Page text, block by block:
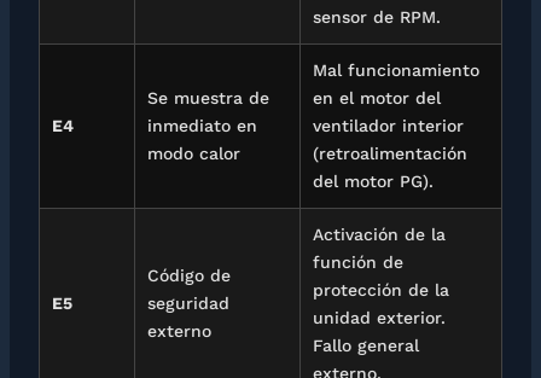
sensor de RPM.
E4
Se muestra de
inmediato en
modo calor
Mal funcionamiento
en el motor del
ventilador interior
(retroalimentación
del motor PG).
E5
Código de
seguridad
externo
Activación de la
función de
protección de la
unidad exterior.
Fallo general
externo.